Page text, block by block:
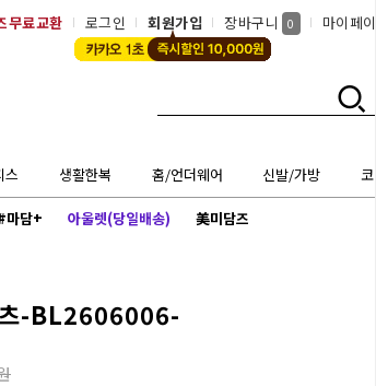
무료교환 로그인 회원가입 장바구니 0 마이페
스 생활한복 홈/언더웨어 신발/가방
마담+ 아울렛(당일배송) 美미담즈
츠-BL2606006-